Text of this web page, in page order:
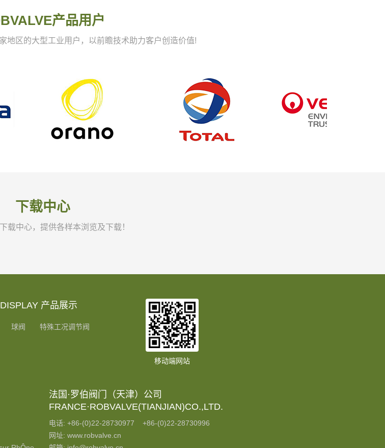
产品用户
地区的大型工业用户，以前瞻技术助力客户创造价值!
下载中心
载中心，提供各样本浏览及下载！
产品展示
球阀 特殊工况调节阀
移动端网站
法国·罗伯阀门（天津）公司
FRANCE·ROBVALVE(TIANJIAN)CO.,LTD.
电话: +86-(0)22-28730977 +86-(0)22-28730996
网址: www.robvalve.cn